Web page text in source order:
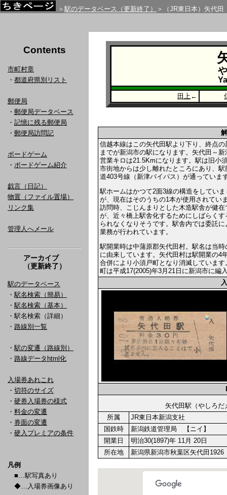
＞ 駅のデータベース（更新終了） ＞（JR東日本）矢代田
Contents
市町村章
・ 都道府県別リスト
郵便局
・ 郵便局データベース
・ 記憶に残る郵便局
・ 郵便局訪問記
ボードゲーム
・ ボードゲーム紹介
戯言（日記）
物置（ファイル置場）
リンク集
管理人へメール
アーカイブ
（更新終了）
駅のデータベース
・ 駅名検索（簡易）
・ 駅名検索（基本）
・駅名検索（詳細）
・ 路線別一覧
・ 駅の変遷（路線別）
・ 路線データhtml化
入場券あれこれ
・ 切符のサイズ
・ 硬券入場券の様式
・ 料金の変遷
・ 券面の変遷
・ 硬入プレミアの条件
凡例
■…駅写真あり
◆…入場券画像あり
田上←
信越本線はこの矢代田駅より下り、終点の
までが新潟市の駅になります。矢代田～新
営業キロは21.5Kmになります。駅は旧小
市街地からは少し離れたところにあり、駅
道403号線（新津バイパス）が通っていま
駅ホームはかつて2面3線の構造をしていま
が、現在はそのうちの1本が使用されてい
訪問時、こじんまりとした木造駅舎が健在
が、近々橋上駅舎化するためにしばらくす
られなくなりそうです。駅舎内では委託に
業務が行われています。
駅開業時は中蒲原郡矢代田村。駅名は当時
に由来しています。矢代田村は駅開業の4
合併により小須戸町となり消滅していま
町は平成17(2005)年3月21日に新潟市に編
矢代田駅（やし
所属
JR東日本新潟支社
国鉄時
新潟鉄道管理局 【ニイ】
開業日
明治30(1897)年 11月 20日
所在地
新潟県新潟市秋葉区矢代田1926